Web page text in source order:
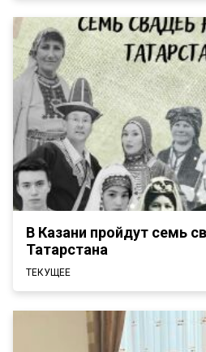
В Казани пройдут семь
Татарстана
ТЕКУЩЕЕ